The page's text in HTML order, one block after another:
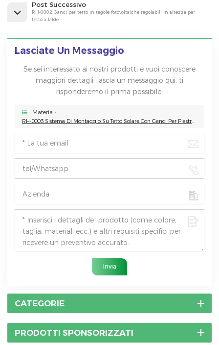
Post Successivo
RH-0002 Ganci per tetto in tegole fotovoltaiche regolabili in altezza per
tetto a falde
Lasciate Un Messaggio
Se sei interessato ai nostri prodotti e vuoi conoscere
maggiori dettagli, lascia un messaggio qui, ti
risponderemo il prima possibile.
Materia :
RH-0003 Sistema Di Montaggio Su Tetto Solare Con Ganci Per Piastrelle
Invia
CATEGORIE
PRODOTTI SPONSORIZZATI